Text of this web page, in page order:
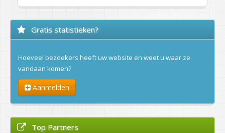
Gratis statistieken?
Hoeveel bezoekers heeft uw website en weet u waar ze
vandaan komen?
Aanmelden
Top Partners